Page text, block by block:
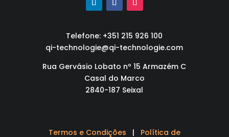
Telefone: +351 215 926 100
qi-technologie@qi-technologie.com
Rua Gervásio Lobato nº 15 Armazém C
Casal do Marco
2840-187 Seixal
Termos e Condições | Política de